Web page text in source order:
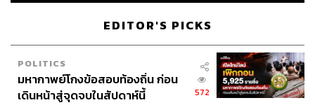
EDITOR'S PICKS
POLITICS
มหากาพย์โกงข้อสอบท้องถิ่น ก่อน
เดินหน้าสู่จุดจบในสัปดาห์นี้
572